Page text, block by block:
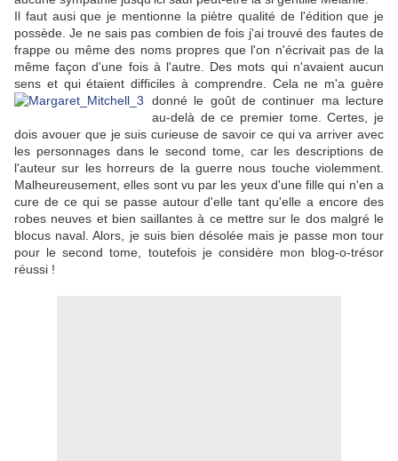
Il faut ausi que je mentionne la piètre qualité de l'édition que je
possède. Je ne sais pas combien de fois j'ai trouvé des fautes de
frappe ou même des noms propres que l'on n'écrivait pas de la
même façon d'une fois à l'autre. Des mots qui n'avaient aucun
sens et qui étaient difficiles à comprendre. Cela ne m'a guère
donné le goût de continuer ma lecture
au-delà de ce premier tome. Certes, je
dois avouer que je suis curieuse de savoir ce qui va arriver avec
les personnages dans le second tome, car les descriptions de
l'auteur sur les horreurs de la guerre nous touche violemment.
Malheureusement, elles sont vu par les yeux d'une fille qui n'en a
cure de ce qui se passe autour d'elle tant qu'elle a encore des
robes neuves et bien saillantes à ce mettre sur le dos malgré le
blocus naval. Alors, je suis bien désolée mais je passe mon tour
pour le second tome, toutefois je considère mon blog-o-trésor
réussi !